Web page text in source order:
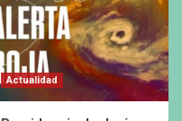
Actualidad